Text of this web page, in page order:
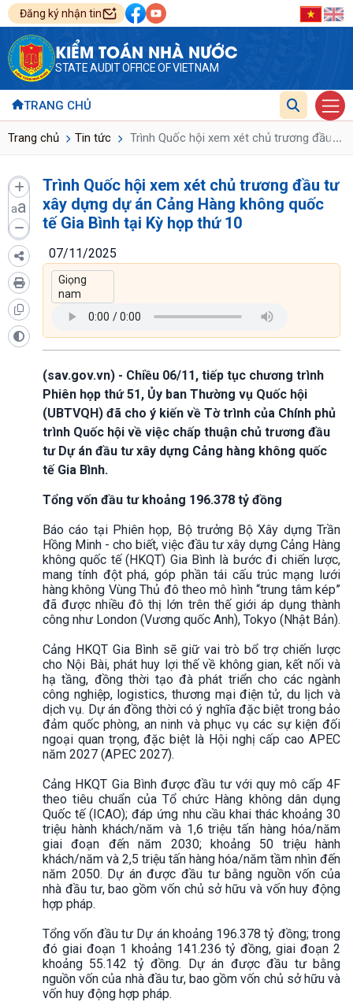
Đăng ký nhận tin
KIỂM TOÁN NHÀ NƯỚC
STATE AUDIT OFFICE OF VIETNAM
TRANG CHỦ
Trang chủ Tin tức Trình Quốc hội xem xét chủ trương đầu tư
...
aa
Trình Quốc hội xem xét chủ trương đầu tư
xây dựng dự án Cảng Hàng không quốc
tế Gia Bình tại Kỳ họp thứ 10
07/11/2025
(sav.gov.vn) - Chiều 06/11, tiếp tục chương trình
Phiên họp thứ 51, Ủy ban Thường vụ Quốc hội
(UBTVQH) đã cho ý kiến về Tờ trình của Chính phủ
trình Quốc hội về việc chấp thuận chủ trương đầu
tư Dự án đầu tư xây dựng Cảng hàng không quốc
tế Gia Bình.
Tổng vốn đầu tư khoảng 196.378 tỷ đồng
Báo cáo tại Phiên họp, Bộ trưởng Bộ Xây dựng Trần
Hồng Minh - cho biết, việc đầu tư xây dựng Cảng Hàng
không quốc tế (HKQT) Gia Bình là bước đi chiến lược,
mang tính đột phá, góp phần tái cấu trúc mạng lưới
hàng không Vùng Thủ đô theo mô hình “trung tâm kép”
đã được nhiều đô thị lớn trên thế giới áp dụng thành
công như London (Vương quốc Anh), Tokyo (Nhật Bản).
Cảng HKQT Gia Bình sẽ giữ vai trò bổ trợ chiến lược
cho Nội Bài, phát huy lợi thế về không gian, kết nối và
hạ tầng, đồng thời tạo đà phát triển cho các ngành
công nghiệp, logistics, thương mại điện tử, du lịch và
dịch vụ. Dự án đồng thời có ý nghĩa đặc biệt trong bảo
đảm quốc phòng, an ninh và phục vụ các sự kiện đối
ngoại quan trọng, đặc biệt là Hội nghị cấp cao APEC
năm 2027 (APЕС 2027).
Cảng HKQT Gia Bình được đầu tư với quy mô cấp 4F
theo tiêu chuẩn của Tổ chức Hàng không dân dụng
Quốc tế (ICAO); đáp ứng nhu cầu khai thác khoảng 30
triệu hành khách/năm và 1,6 triệu tấn hàng hóa/năm
giai đoạn đến năm 2030; khoảng 50 triệu hành
khách/năm và 2,5 triệu tấn hàng hóa/năm tầm nhìn đến
năm 2050. Dự án được đầu tư bằng nguồn vốn của
nhà đầu tư, bao gồm vốn chủ sở hữu và vốn huy động
hợp pháp.
Tổng vốn đầu tư Dự án khoảng 196.378 tỷ đồng; trong
đó giai đoạn 1 khoảng 141.236 tỷ đồng, giai đoạn 2
khoảng 55.142 tỷ đồng. Dự án được đầu tư bằng
nguồn vốn của nhà đầu tư, bao gồm vốn chủ sở hữu và
vốn huy động hợp pháp.